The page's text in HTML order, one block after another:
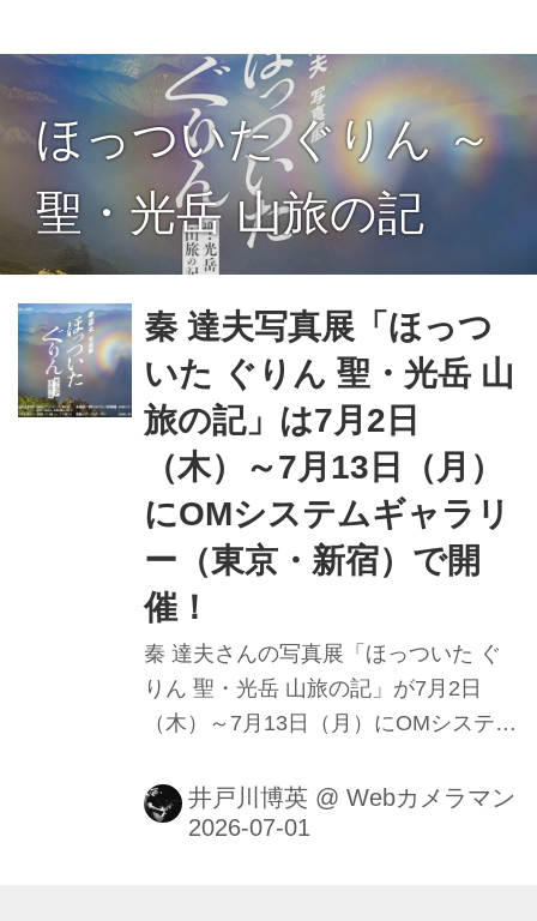
ほっついた ぐりん ～
聖・光岳 山旅の記
秦 達夫写真展「ほっつ
いた ぐりん 聖・光岳 山
旅の記」は7月2日
（木）～7月13日（月）
にOMシステムギャラリ
ー（東京・新宿）で開
催！
秦 達夫さんの写真展「ほっついた ぐ
りん 聖・光岳 山旅の記」が7月2日
（木）～7月13日（月）にOMシステム
る。 井戸川博英 @ Webカメラマン